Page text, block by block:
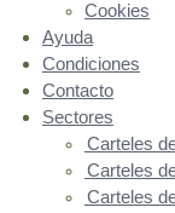
Cookies
Ayuda
Condiciones
Contacto
Sectores
Carteles
Carteles
Carteles